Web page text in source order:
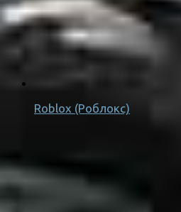
Roblox (Роблокс)